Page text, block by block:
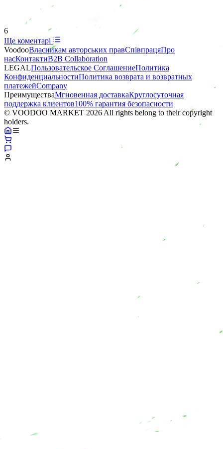
6
Ще коментарі
VoodooВласникам авторських правСпівпрацяПро
насКонтактиB2B Collaboration
LEGALПользовательское СоглашениеПолитика
КонфиденциальностиПолитика возврата и возвратных
платежейCompany
ПреимуществаМгновенная доставкаКруглосуточная
поддержка клиентов100% гарантия безопасности
© VOODOO MARKET 2026 All rights belong to their copyright
holders.